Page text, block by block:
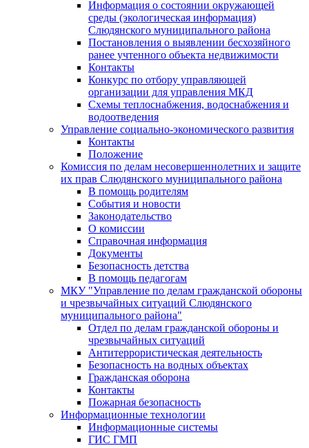
Информация о состоянии окружающей
среды (экологическая информация)
Слюдянского муниципального района
Постановления о выявлении бесхозяйного
ранее учтенного объекта недвижимости
Контакты
Конкурс по отбору управляющей
организации для управления МКД
Схемы теплоснабжения, водоснабжения и
водоотведения
Управление социально-экономического развития
Контакты
Положение
Комиссия по делам несовершеннолетних и защите
их прав Слюдянского муниципального района
В помощь родителям
События и новости
Законодательство
О комиссии
Справочная информация
Документы
Безопасность детства
В помощь педагогам
МКУ "Управление по делам гражданской обороны
и чрезвычайных ситуаций Слюдянского
муниципального района"
Отдел по делам гражданской обороны и
чрезвычайных ситуаций
Антитеррористическая деятельность
Безопасность на водных объектах
Гражданская оборона
Контакты
Пожарная безопасность
Информационные технологии
Информационные системы
ГИС ГМП